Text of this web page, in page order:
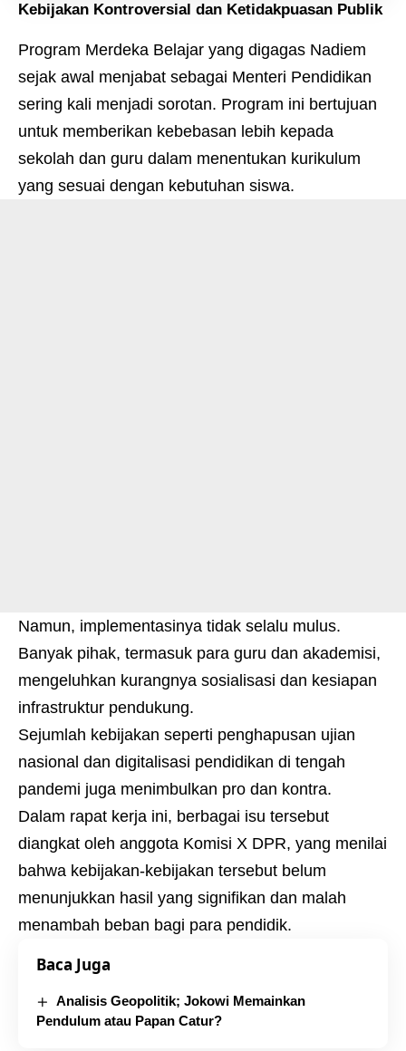
Kebijakan Kontroversial dan Ketidakpuasan Publik
Program Merdeka Belajar yang digagas Nadiem
sejak awal menjabat sebagai Menteri Pendidikan
sering kali menjadi sorotan. Program ini bertujuan
untuk memberikan kebebasan lebih kepada
sekolah dan guru dalam menentukan kurikulum
yang sesuai dengan kebutuhan siswa.
Namun, implementasinya tidak selalu mulus.
Banyak pihak, termasuk para guru dan akademisi,
mengeluhkan kurangnya sosialisasi dan kesiapan
infrastruktur pendukung.
Sejumlah kebijakan seperti penghapusan ujian
nasional dan digitalisasi pendidikan di tengah
pandemi juga menimbulkan pro dan kontra.
Dalam rapat kerja ini, berbagai isu tersebut
diangkat oleh anggota Komisi X DPR, yang menilai
bahwa kebijakan-kebijakan tersebut belum
menunjukkan hasil yang signifikan dan malah
menambah beban bagi para pendidik.
Baca Juga
Analisis Geopolitik; Jokowi Memainkan
Pendulum atau Papan Catur?